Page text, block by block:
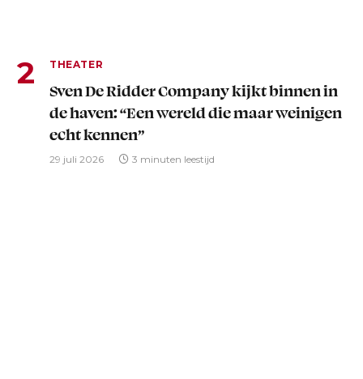
THEATER
Sven De Ridder Company kijkt binnen in
de haven: “Een wereld die maar weinigen
echt kennen”
29 juli 2026 3 minuten leestijd